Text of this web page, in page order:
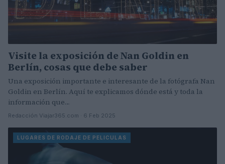
Visite la exposición de Nan Goldin en
Berlín, cosas que debe saber
Una exposición importante e interesante de la fotógrafa Nan
Goldin en Berlín. Aquí te explicamos dónde está y toda la
información que…
Redacción Viajar365.com · 6 Feb 2025
LUGARES DE RODAJE DE PELICULAS